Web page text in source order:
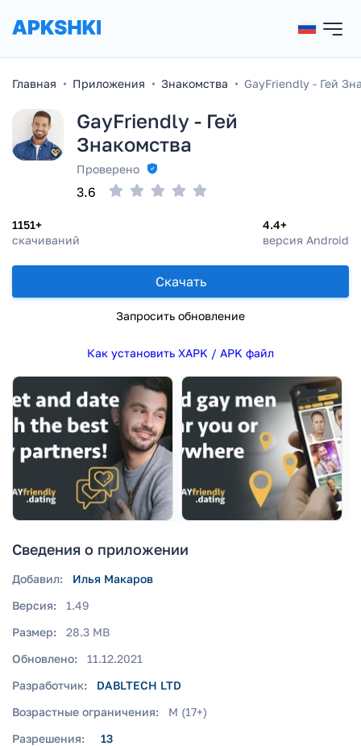
Главная Приложения Знакомства GayFriendly - Гей
GayFriendly - Гей
Знакомства
Проверено
1151+
скачиваний
4.4+
версия Android
3.6
Скачать
Запросить обновление
Как установить XAPK / APK файл
Сведения о приложении
Добавил:
Илья Макаров
Версия:
1.49
Размер:
28.3 MB
Обновлено:
11.12.2021
Разработчик:
DABLTECH LTD
Возрастные ограничения:
M (17+)
Разрешения:
13